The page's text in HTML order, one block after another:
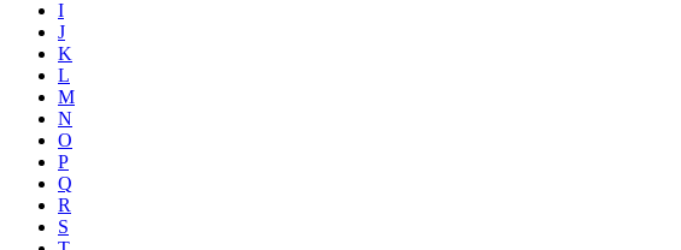
I
J
K
L
M
N
O
P
Q
R
S